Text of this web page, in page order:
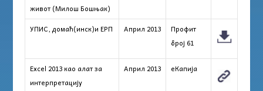
живот (Милош Бошњак)
УПИС, домаћ(инск)и ЕРП Април 2013
Профит
број 61
Excel 2013 као алат за
интерпретацију
Април 2013 еКапија